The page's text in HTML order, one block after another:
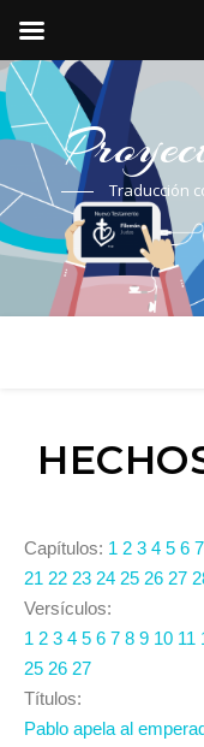
Traducción
Capítulos: 1 2 3 4 5 6 7
21 22 23 24 25 26 27
Versículos:
1 2 3 4 5 6 7 8 9 10 11
25 26 27
Títulos:
Pablo apela al